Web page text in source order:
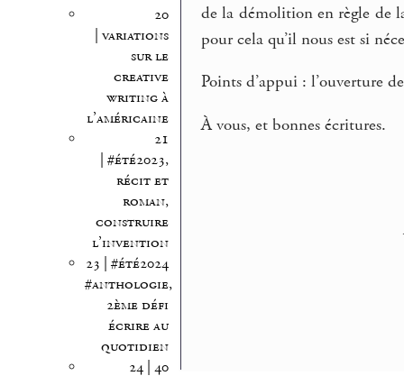
20
| variations
sur le
creative
writing à
l’américaine
21
| #été2023,
récit et
roman,
construire
l’invention
23 | #été2024
#anthologie,
2ème défi
écrire au
quotidien
24 | 40
de la démolition en règle de
pour cela qu’il nous est si
Points d’appui : l’ouverture
À vous, et bonnes écritures.